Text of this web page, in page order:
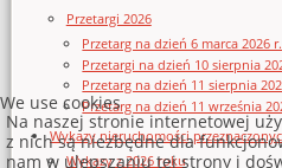
Przetargi 2026
Przetarg na dzień 6 marca 2026 r.
Przetargi na dzień 10 sierpnia
Przetarg na dzień 11 sierpnia
Przetarg na dzień 11 września
Wykazy nieruchomości
Wykazy z 2026 roku
We use cookies
Na naszej stronie internetowej
z nich są niezbędne dla
nam w ulepszaniu tej strony i